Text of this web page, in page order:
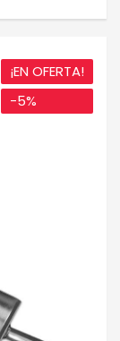
¡EN OFERTA!
-5%